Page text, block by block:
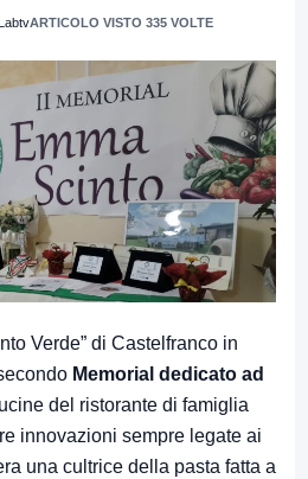
ARTICOLO VISTO 335 VOLTE
Verde” di Castelfranco in
Memorial dedicato ad
del ristorante di famiglia
innovazioni sempre legate ai
una cultrice della pasta fatta a